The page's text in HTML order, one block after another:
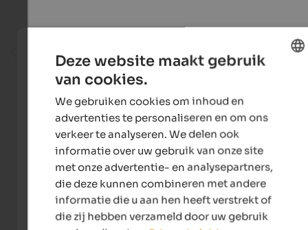
On the ski slopeDeze website maakt gebruik
van cookies.
We gebruiken cookies om inhoud en
advertenties te personaliseren en om ons
verkeer te analyseren. We delen ook
informatie over uw gebruik van onze site
met onze advertentie- en analysepartners,
die deze kunnen combineren met andere
informatie die u aan hen heeft verstrekt of
die zij hebben verzameld door uw gebruik